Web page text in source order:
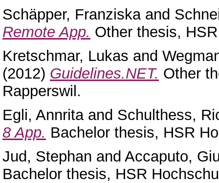
Schäpper, Franziskaand
Remote App. Other thesis,
Kretschmar, Lukas and
(2012) Guidelines.NET. Other
Rapperswil.
Egli, Annritaand Schulthess,
8 App. Bachelor thesis, HSR
Jud, Stephan and Accaputo,
Bachelor thesis, HSR